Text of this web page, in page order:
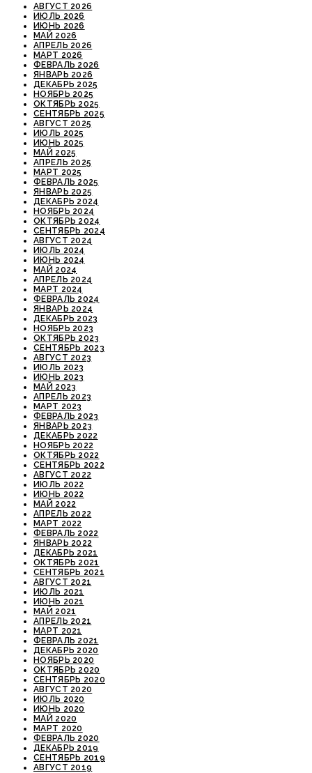
АВГУСТ 2026
ИЮЛЬ 2026
ИЮНЬ 2026
МАЙ 2026
АПРЕЛЬ 2026
МАРТ 2026
ФЕВРАЛЬ 2026
ЯНВАРЬ 2026
ДЕКАБРЬ 2025
НОЯБРЬ 2025
ОКТЯБРЬ 2025
СЕНТЯБРЬ 2025
АВГУСТ 2025
ИЮЛЬ 2025
ИЮНЬ 2025
МАЙ 2025
АПРЕЛЬ 2025
МАРТ 2025
ФЕВРАЛЬ 2025
ЯНВАРЬ 2025
ДЕКАБРЬ 2024
НОЯБРЬ 2024
ОКТЯБРЬ 2024
СЕНТЯБРЬ 2024
АВГУСТ 2024
ИЮЛЬ 2024
ИЮНЬ 2024
МАЙ 2024
АПРЕЛЬ 2024
МАРТ 2024
ФЕВРАЛЬ 2024
ЯНВАРЬ 2024
ДЕКАБРЬ 2023
НОЯБРЬ 2023
ОКТЯБРЬ 2023
СЕНТЯБРЬ 2023
АВГУСТ 2023
ИЮЛЬ 2023
ИЮНЬ 2023
МАЙ 2023
АПРЕЛЬ 2023
МАРТ 2023
ФЕВРАЛЬ 2023
ЯНВАРЬ 2023
ДЕКАБРЬ 2022
НОЯБРЬ 2022
ОКТЯБРЬ 2022
СЕНТЯБРЬ 2022
АВГУСТ 2022
ИЮЛЬ 2022
ИЮНЬ 2022
МАЙ 2022
АПРЕЛЬ 2022
МАРТ 2022
ФЕВРАЛЬ 2022
ЯНВАРЬ 2022
ДЕКАБРЬ 2021
ОКТЯБРЬ 2021
СЕНТЯБРЬ 2021
АВГУСТ 2021
ИЮЛЬ 2021
ИЮНЬ 2021
МАЙ 2021
АПРЕЛЬ 2021
МАРТ 2021
ФЕВРАЛЬ 2021
ДЕКАБРЬ 2020
НОЯБРЬ 2020
ОКТЯБРЬ 2020
СЕНТЯБРЬ 2020
АВГУСТ 2020
ИЮЛЬ 2020
ИЮНЬ 2020
МАЙ 2020
МАРТ 2020
ФЕВРАЛЬ 2020
ДЕКАБРЬ 2019
СЕНТЯБРЬ 2019
АВГУСТ 2019